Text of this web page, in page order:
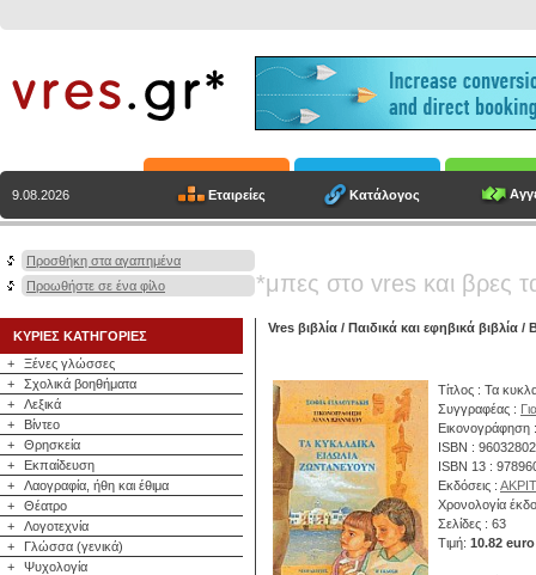
9.08.2026 Εταιρείες Κατάλογος
Προσθήκη στα αγαπημένα
Προωθήστε σε ένα φίλο
*μπες στο vres και βρες
ΚΥΡΙΕΣ ΚΑΤΗΓΟΡΙΕΣ
+
Ξένες γλώσσες
+
Σχολικά βοηθήματα
+
Λεξικά
+
Βίντεο
+
Θρησκεία
+
Εκπαίδευση
+
Λαογραφία, ήθη και έθιμα
+
Θέατρο
+
Λογοτεχνία
+
Γλώσσα (γενικά)
+
Ψυχολογία
Vres βιβλία / Παιδικά και εφηβικά βιβλία /
Τίτλος : Τα
Συγγραφέας :
Εικονογράφηση
ISBN :
ISBN 13 :
Εκδόσεις :
Χρονολογία
Σελίδες : 63
Τιμή: 10.82 euro